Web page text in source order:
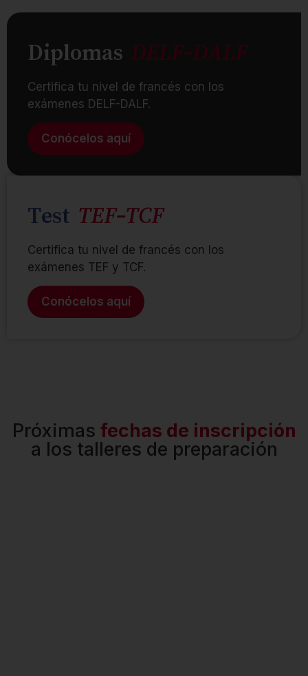
Diplomas DELF-DALF
Certifica tu nivel de francés con los
exámenes DELF-DALF.
Conócelos aquí
Test TEF-TCF
Certifica tu nivel de francés con los
exámenes TEF y TCF.
Conócelos aquí
Próximas fechas de inscripción
a los talleres de preparación